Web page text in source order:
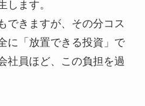
します。
できますが、その分コス
に「放置できる投資」で
社員ほど、この負担を過